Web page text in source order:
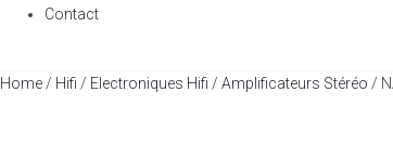
Contact
Home / Hifi / Electroniques Hifi / Amplificateurs Stéréo /